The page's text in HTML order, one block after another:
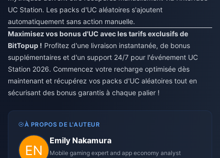
UC Station. Les packs d'UC aléatoires s'ajoutent
automatiquement sans action manuelle.
Maximisez vos bonus d'UC avec les tarifs exclusifs de
BitTopup ! Profitez d'une livraison instantanée, de bonus
supplémentaires et d'un support 24/7 pour l'événement UC
Station 2026. Commencez votre recharge optimisée dès
maintenant et récupérez vos packs d'UC aléatoires tout en
sécurisant des bonus garantis à chaque palier !
À PROPOS DE L'AUTEUR
Emily Nakamura
Mobile gaming expert and app economy analyst